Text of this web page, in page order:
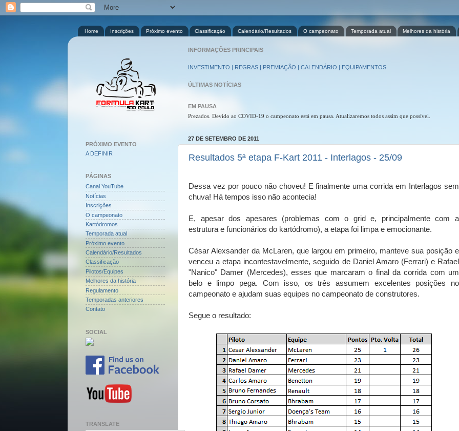
Home Inscrições Próximo evento Classificação Calendário/Resultados O campeonato Temporada atual Melhores da história
INFORMAÇÕES PRINCIPAIS
INVESTIMENTO | REGRAS | PREMIAÇÃO | CALENDÁRIO | EQUIPAMENTOS
ÚLTIMAS NOTÍCIAS
EM PAUSA
Prezados. Devido ao COVID-19 o campeonato está em pausa. Atualizaremos todos assim que possível.
27 DE SETEMBRO DE 2011
Resultados 5ª etapa F-Kart 2011 - Interlagos - 25/09
Dessa vez por pouco não choveu! E finalmente uma corrida em Interlagos sem
chuva! Há tempos isso não acontecia!
E, apesar dos apesares (problemas com o grid e, principalmente com a
estrutura e funcionários do kartódromo), a etapa foi limpa e emocionante.
César Alexsander da McLaren, que largou em primeiro, manteve sua posição e
venceu a etapa incontestavelmente, seguido de Daniel Amaro (Ferrari) e Rafael
"Nanico" Damer (Mercedes), esses que marcaram o final da corrida com um
belo e limpo pega. Com isso, os três assumem excelentes posições no
campeonato e ajudam suas equipes no campeonato de construtores.
Segue o resultado:
PRÓXIMO EVENTO
A DEFINIR
PÁGINAS
Canal YouTube
Notícias
Inscrições
O campeonato
Kartódromos
Temporada atual
Próximo evento
Calendário/Resultados
Classificação
Pilotos/Equipes
Melhores da história
Regulamento
Temporadas anteriores
Contato
SOCIAL
TRANSLATE